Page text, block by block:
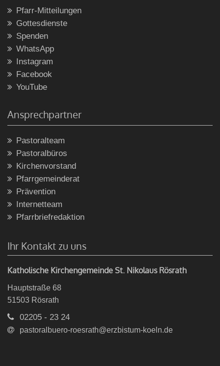
Pfarr-Mitteilungen
Gottesdienste
Spenden
WhatsApp
Instagram
Facebook
YouTube
Ansprechpartner
Pastoralteam
Pastoralbüros
Kirchenvorstand
Pfarrgemeinderat
Prävention
Internetteam
Pfarrbriefredaktion
Ihr Kontakt zu uns
Katholische Kirchengemeinde St. Nikolaus Rösrath
Hauptstraße 68
51503 Rösrath
02205 - 23 24
pastoralbuero-roesrath@erzbistum-koeln.de